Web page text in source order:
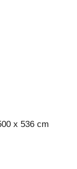
x 536 cm